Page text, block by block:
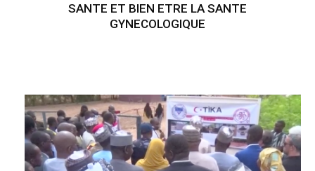
SANTE ET BIEN ETRE LA SANTE
GYNECOLOGIQUE